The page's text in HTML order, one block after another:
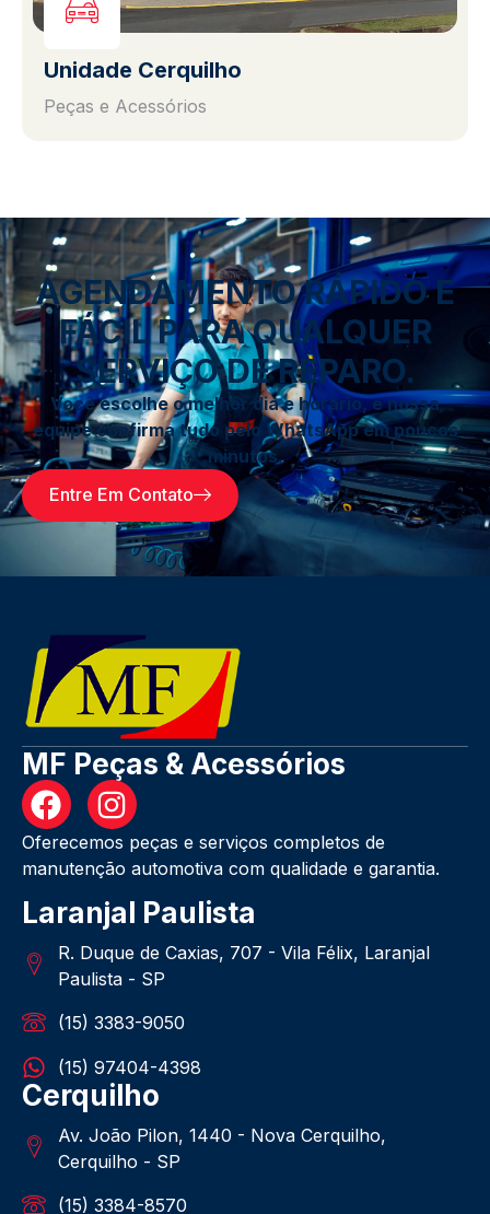
Unidade Cerquilho
Peças e Acessórios
AGENDAMENTO RÁPIDO E
FÁCIL PARA QUALQUER
SERVIÇO DE REPARO.
Você escolhe o melhor dia e horário, e nossa
equipe confirma tudo pelo WhatsApp em poucos
minutos.
Entre Em Contato
MF Peças & Acessórios
Oferecemos peças e serviços completos de
manutenção automotiva com qualidade e garantia.
Laranjal Paulista
R. Duque de Caxias, 707 - Vila Félix, Laranjal
Paulista - SP
(15) 3383-9050
(15) 97404-4398
Cerquilho
Av. João Pilon, 1440 - Nova Cerquilho,
Cerquilho - SP
(15) 3384-8570